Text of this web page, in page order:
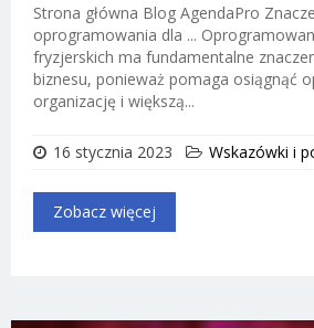
Strona główna Blog AgendaPro
oprogramowania dla ...
fryzjerskich ma fundamentalne
biznesu, ponieważ pomaga osiągnąć
organizację i większą...
16 stycznia 2023 Wskazówki i
Zobacz więcej